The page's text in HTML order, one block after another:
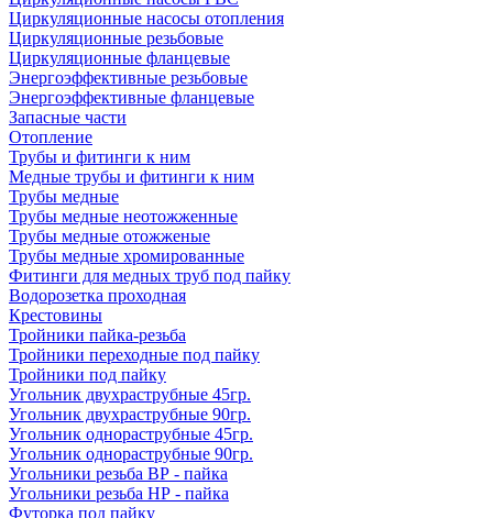
Циркуляционные насосы отопления
Циркуляционные резьбовые
Циркуляционные фланцевые
Энергоэффективные резьбовые
Энергоэффективные фланцевые
Запасные части
Отопление
Трубы и фитинги к ним
Медные трубы и фитинги к ним
Трубы медные
Трубы медные неотожженные
Трубы медные отожженые
Трубы медные хромированные
Фитинги для медных труб под пайку
Водорозетка проходная
Крестовины
Тройники пайка-резьба
Тройники переходные под пайку
Тройники под пайку
Угольник двухраструбные 45гр.
Угольник двухраструбные 90гр.
Угольник однораструбные 45гр.
Угольник однораструбные 90гр.
Угольники резьба ВР - пайка
Угольники резьба НР - пайка
Футорка под пайку